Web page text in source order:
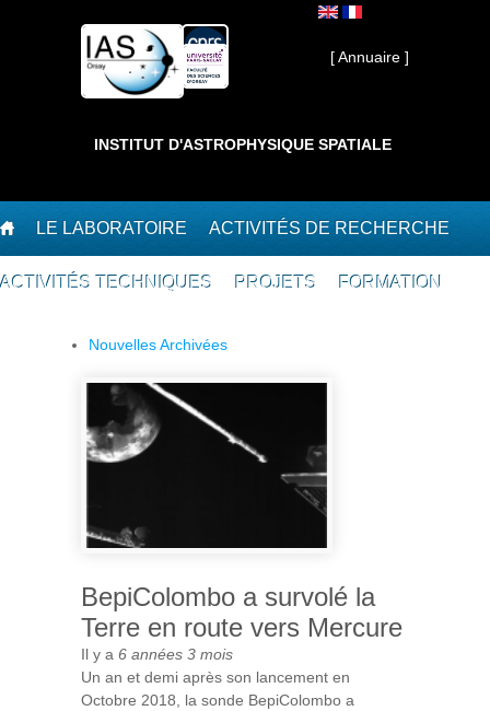
Interne ]
[ Annuaire ]
INSTITUT D'ASTROPHYSIQUE SPATIALE
LE LABORATOIRE ACTIVITÉS DE RECHERCHE
ACTIVITÉS TECHNIQUES PROJETS FORMATION
Nouvelles Archivées
BepiColombo a survolé la
Terre en route vers Mercure
Il y a 6 années 3 mois
Un an et demi après son lancement en
Octobre 2018, la sonde BepiColombo a